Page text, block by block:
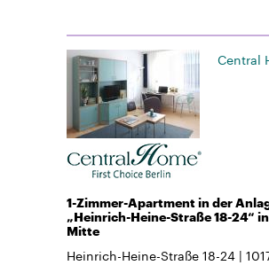
Central
1-Zimmer-Apartment in der
„Heinrich-Heine-Straße 18-24“
Mitte
Heinrich-Heine-Straße 18-24